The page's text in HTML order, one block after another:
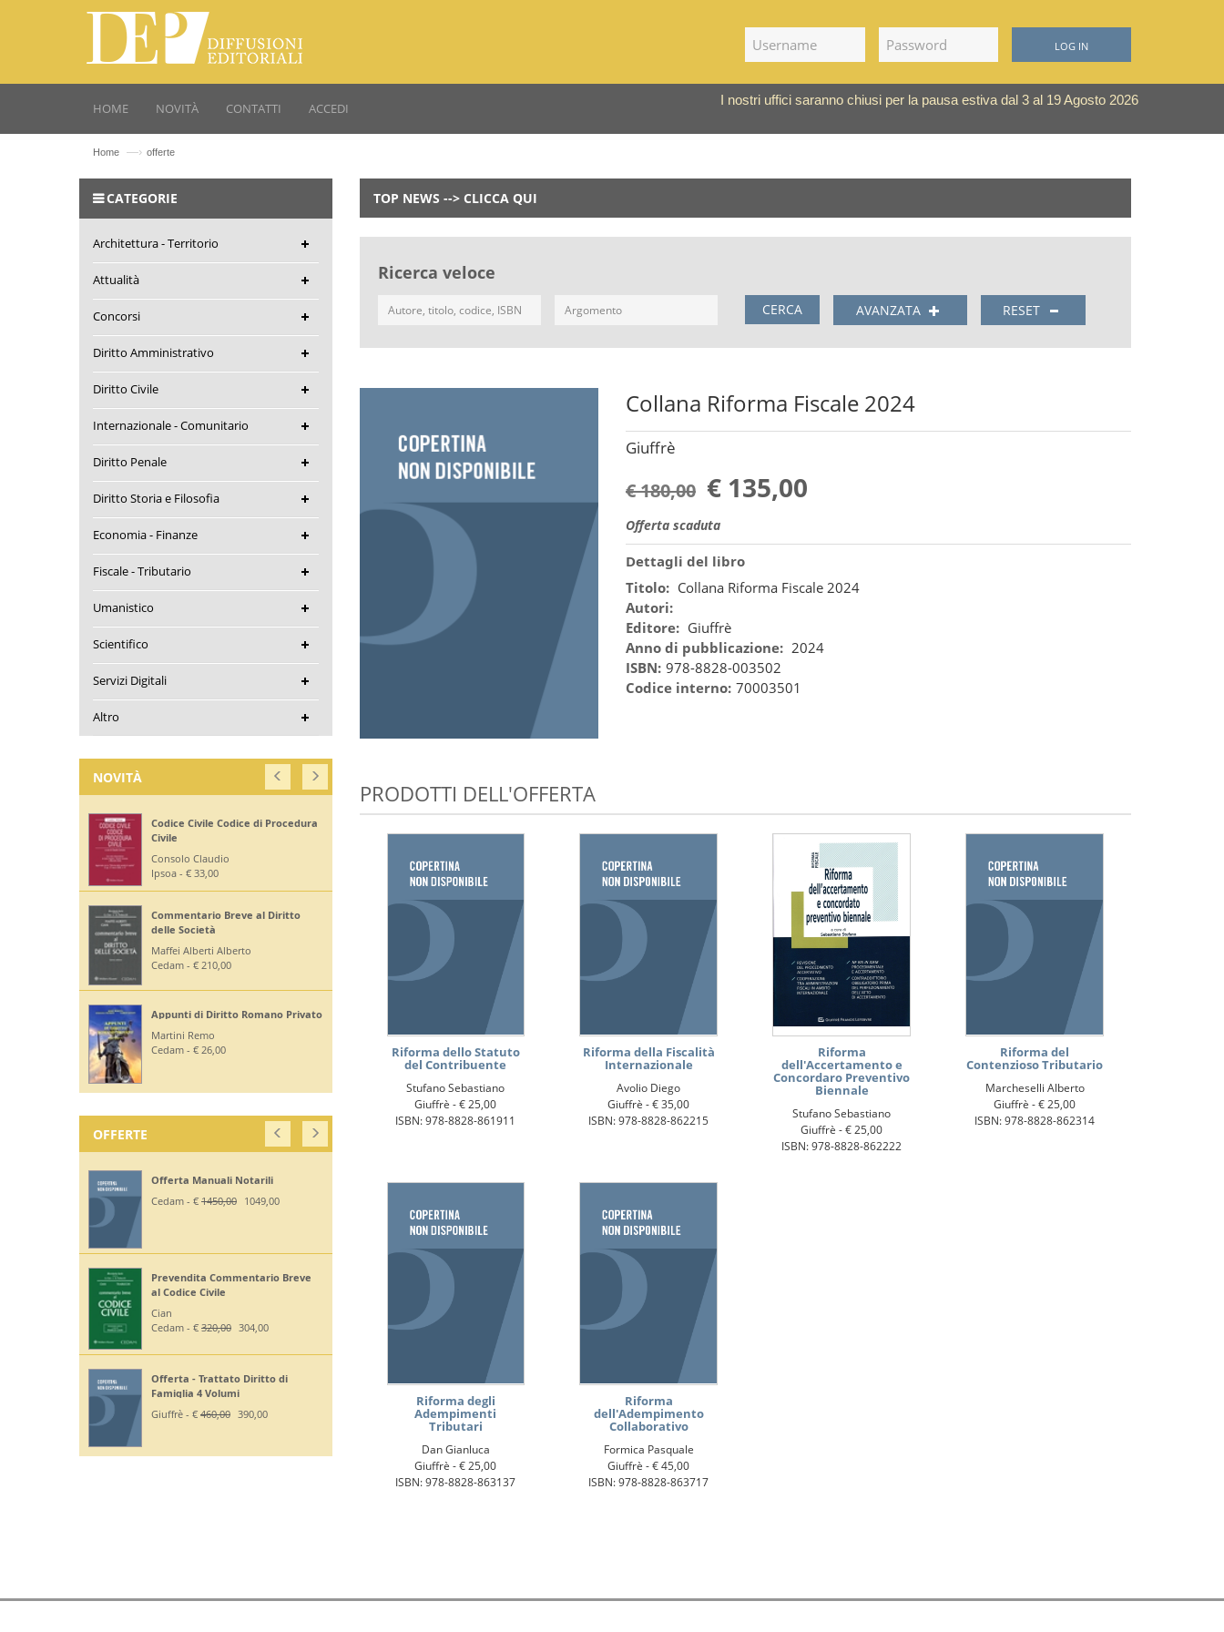
LOG IN
HOME NOVITÀ CONTATTI ACCEDI
I nostri uffici saranno chiusi per la pausa estiva dal 3 al 19 Agosto 2026
Home —› offerte
TOP NEWS --> CLICCA QUI
Ricerca veloce
CERCA AVANZATA RESET
Collana Riforma Fiscale 2024
Giuffrè
€ 180,00 € 135,00
Offerta scaduta
Dettagli del libro
Titolo: Collana Riforma Fiscale 2024
Autori:
Editore: Giuffrè
Anno di pubblicazione: 2024
ISBN: 978-8828-003502
Codice interno: 70003501
PRODOTTI DELL'OFFERTA
Riforma dello Statuto
del Contribuente
Stufano Sebastiano
Giuffrè -€ 25,00
ISBN: 978-8828-861911
Riforma della Fiscalità
Internazionale
Avolio Diego
Giuffrè -€ 35,00
ISBN: 978-8828-862215
Riforma
dell'Accertamento e
Concordaro Preventivo
Biennale
Stufano Sebastiano
Giuffrè -€ 25,00
ISBN: 978-8828-862222
Riforma del
Contenzioso Tributario
Marcheselli Alberto
Giuffrè -€ 25,00
ISBN: 978-8828-862314
Riforma degli
Adempimenti
Tributari
Dan Gianluca
Giuffrè -€ 25,00
ISBN: 978-8828-863137
Riforma
dell'Adempimento
Collaborativo
Formica Pasquale
Giuffrè -€ 45,00
ISBN: 978-8828-863717
CATEGORIE
Architettura - Territorio
Attualità
Concorsi
Diritto Amministrativo
Diritto Civile
Internazionale - Comunitario
Diritto Penale
Diritto Storia e Filosofia
Economia - Finanze
Fiscale - Tributario
Umanistico
Scientifico
Servizi Digitali
Altro
NOVITÀ
Codice Civile Codice di Procedura
Civile
Consolo Claudio
Ipsoa - € 33,00
Commentario Breve al Diritto
delle Società
Maffei Alberti Alberto
Cedam - € 210,00
Appunti di Diritto Romano Privato
Martini Remo
Cedam - € 26,00
OFFERTE
Offerta Manuali Notarili
Cedam - € 1450,00 1049,00
Prevendita Commentario Breve
al Codice Civile
Cian
Cedam - € 320,00 304,00
Offerta - Trattato Diritto di
Famiglia 4 Volumi
Giuffrè - € 460,00 390,00